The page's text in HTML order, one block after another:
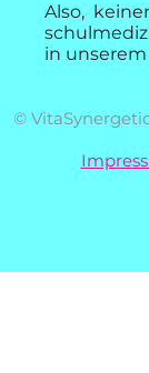
Also,
in
©